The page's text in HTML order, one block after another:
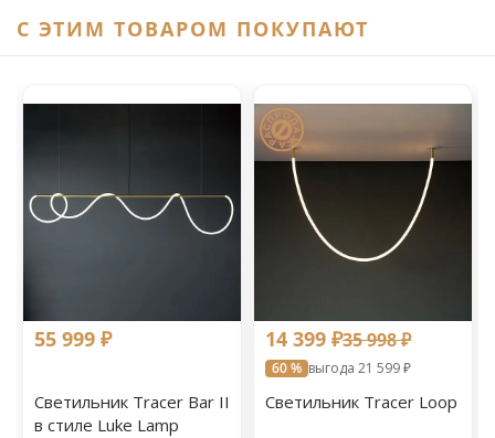
C ЭТИМ ТОВАРОМ ПОКУПАЮТ
55 999 ₽
Светильник Tracer Bar II
в стиле Luke Lamp
14 399 ₽35 998 ₽
60 % выгода 21 599 ₽
Светильник Tracer Loop